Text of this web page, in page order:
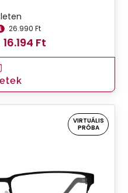
26.990 Ft
16.194 Ft
VIRTUÁLIS
PRÓBA